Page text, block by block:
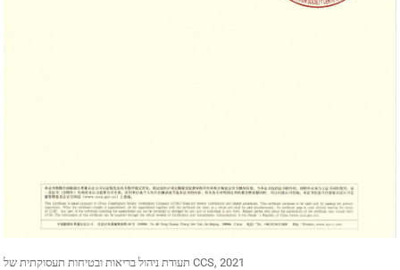
תעודת ניהול בריאות ובטיחות תעסוקתית של CCS, 2021